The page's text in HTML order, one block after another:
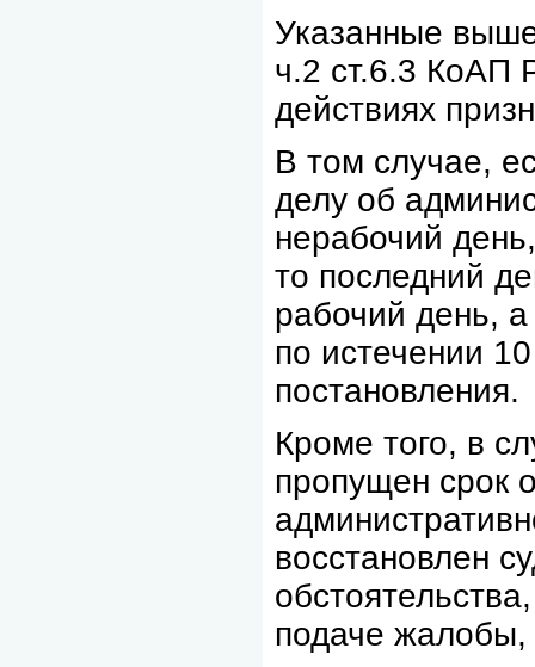
Указанные
ч.2 ст.6.3 КоАП
действиях
В том случае,
делу об
нерабочий
то последний
рабочий день,
по истечении
постановления.
Кроме того, в
пропущен срок
восстановлен
подаче